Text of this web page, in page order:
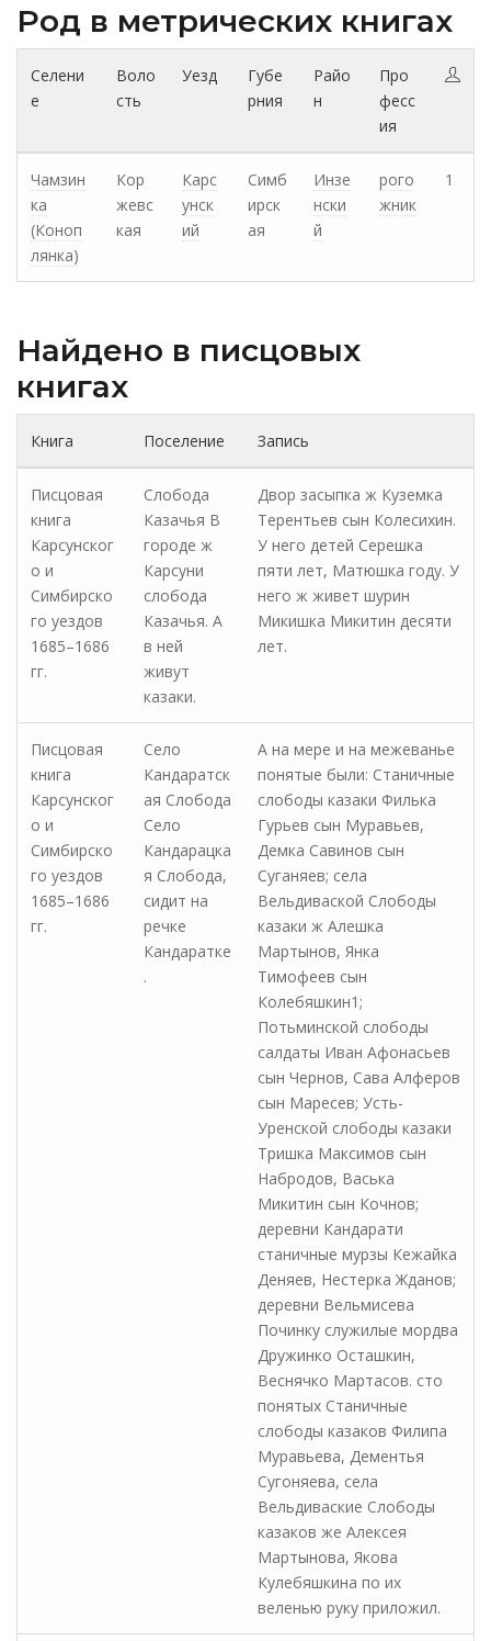
Род в метрических книгах
Селени
е
Воло
сть
Уезд
Губе
рния
Райо
н
Про
фесс
ия
Чамзин
ка
(Коноп
лянка)
Кор
жевс
кая
Карс
унск
ий
Симб
ирск
ая
Инзе
нски
й
рого
жник
1
Найдено в писцовых
книгах
Книга Поселение Запись
Писцовая
книга
Карсунског
о и
Симбирско
го уездов
1685–1686
гг.
Слобода
Казачья В
городе ж
Карсуни
слобода
Казачья. А
в ней
живут
казаки.
Двор засыпка ж Куземка
Терентьев сын Колесихин.
У него детей Серешка
пяти лет, Матюшка году. У
него ж живет шурин
Микишка Микитин десяти
лет.
Писцовая
книга
Карсунског
о и
Симбирско
го уездов
1685–1686
гг.
Село
Кандаратск
ая Слобода
Село
Кандарацка
я Слобода,
сидит на
речке
Кандаратке
.
А на мере и на межеванье
понятые были: Станичные
слободы казаки Филька
Гурьев сын Муравьев,
Демка Савинов сын
Суганяев; села
Вельдиваской Слободы
казаки ж Алешка
Мартынов, Янка
Тимофеев сын
Колебяшкин1;
Потьминской слободы
салдаты Иван Афонасьев
сын Чернов, Сава Алферов
сын Маресев; Усть-
Уренской слободы казаки
Тришка Максимов сын
Набродов, Васька
Микитин сын Кочнов;
деревни Кандарати
станичные мурзы Кежайка
Деняев, Нестерка Жданов;
деревни Вельмисева
Починку служилые мордва
Дружинко Осташкин,
Веснячко Мартасов. сто
понятых Станичные
слободы казаков Филипа
Муравьева, Дементья
Сугоняева, села
Вельдиваские Слободы
казаков же Алексея
Мартынова, Якова
Кулебяшкина по их
веленью руку приложил.